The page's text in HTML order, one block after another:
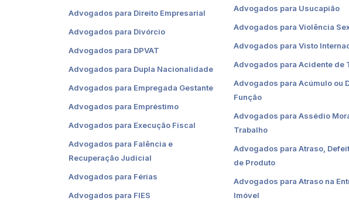
Advogados para Direito Empresarial
Advogados para Divórcio
Advogados para DPVAT
Advogados para Dupla Nacionalidade
Advogados para Empregada Gestante
Advogados para Empréstimo
Advogados para Execução Fiscal
Advogados para Falência e
Recuperação Judicial
Advogados para Férias
Advogados para FIES
Advogados para Usucapião
Advogados para Violência
Advogados para Visto
Advogados para Acidente de
Advogados para Acúmulo ou
Função
Advogados para Assédio
Trabalho
Advogados para Atraso,
de Produto
Advogados para Atraso na
Imóvel